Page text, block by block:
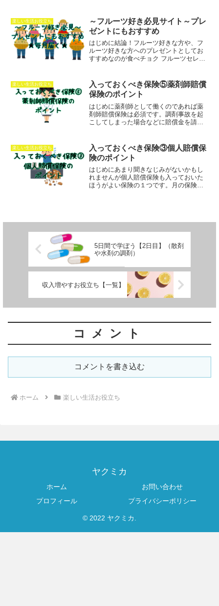
MafRakutenWidgetParam=function...
楽しい生活お役立ち
～フルーツ好き必見サイト～プレ
ゼントにもおすすめ
はじめに結論！フルーツ好きな方や、フ
ルーツ好きな方へのプレゼントとしてお
すすめなのが食べチョク フルーツセレク
ントしたことがあるのですがとても喜ん
でもらえました。もちろ...
楽しい生活お役立ち
入っておくべき保険⑤薬剤師賠償
保険のポイント
はじめに薬剤師として働くのであれば薬
剤師賠償保険は必須です。調剤事故を起
こしてしまった場合などに賠償金を請求
薬局として薬剤師賠償保険に入るおすす
め個人で入る場合は年額2...
楽しい生活お役立ち
入っておくべき保険③個人賠償保
険のポイント
はじめにあまり聞きなじみがないかもし
れませんが個人賠償保険も入っておいた
ほうがよい保険の１つです。月の保険料
5日間で学ぼう【2日目】（散剤
や水剤の調剤）
収入増やすお役立ち【一覧】
コメント
コメントを書き込む
ホーム 楽しい生活お役立ち
ヤクミカ
ホーム
お問い合わせ
プロフィール
プライバシーポリシー
© 2022 ヤクミカ.